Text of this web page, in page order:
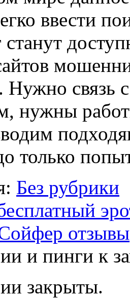
ввести
станут
Нужно связь
нужны
только
Без рубрики
отзывы
и пинги к
закрыты.